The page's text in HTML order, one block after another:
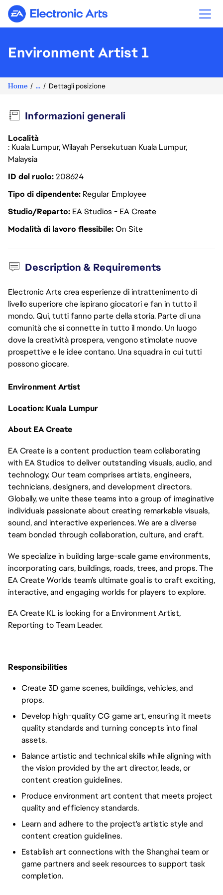
Electronic Arts
Environment Artist 1
Home ... Dettagli posizione
Informazioni generali
Località
: Kuala Lumpur, Wilayah Persekutuan Kuala Lumpur,
Malaysia
ID del ruolo208624
Tipo di dipendente Regular Employee
Studio/Reparto EA Studios - EA Create
Modalità di lavoro flessibileOn Site
Description & Requirements
Electronic Arts crea esperienze di intrattenimento di
livello superiore che ispirano giocatori e fan in tutto il
mondo. Qui, tutti fanno parte della storia. Parte di una
comunità che si connette in tutto il mondo. Un luogo
dove la creatività prospera, vengono stimolate nuove
prospettive e le idee contano. Una squadra in cui tutti
possono giocare.
Environment Artist
Location: Kuala Lumpur
About EA Create
EA Create is a content production team collaborating
with EA Studios to deliver outstanding visuals, audio, and
technology. Our team comprises artists, engineers,
technicians, designers, and development directors.
Globally, we unite these teams into a group of imaginative
individuals passionate about creating remarkable visuals,
sound, and interactive experiences. We are a diverse
team bonded through collaboration, culture, and craft.
We specialize in building large-scale game environments,
incorporating cars, buildings, roads, trees, and props. The
EA Create Worlds team’s ultimate goal is to craft exciting,
interactive, and engaging worlds for players to explore.
EA Create KL is looking for a Environment Artist,
Reporting to Team Leader.
Responsibilities
Create 3D game scenes, buildings, vehicles, and
props.
Develop high-quality CG game art, ensuring it meets
quality standards and turning concepts into final
assets.
Balance artistic and technical skills while aligning with
the vision provided by the art director, leads, or
content creation guidelines.
Produce environment art content that meets project
quality and efficiency standards.
Learn and adhere to the project's artistic style and
content creation guidelines.
Establish art connections with the Shanghai team or
game partners and seek resources to support task
completion.